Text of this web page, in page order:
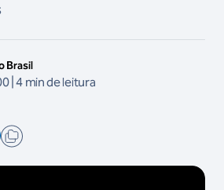
Brasil
| 4 min de leitura